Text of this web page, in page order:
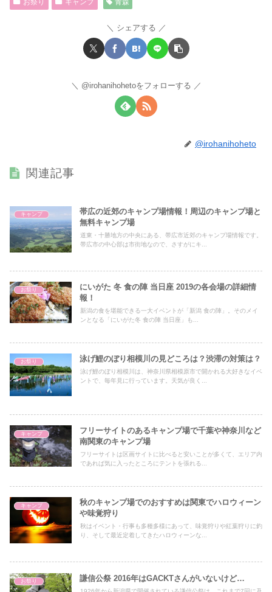
お祭り キャンプ 青森
シェアする
@irohanihohetoをフォローする
@irohanihoheto
関連記事
キャンプ
帯広の近郊のキャンプ場情報！周辺のキャンプ場と
無料キャンプ場
道東・十勝地方の中央にある、帯広市近郊のキャンプ場情報です。
帯広市の中心部は市街地なので、さすがにキ...
お祭り
にいがた 冬 食の陣 当日座 2019の各会場の詳細情
報！
新潟の食を堪能できる一大イベントが「新潟 食の陣」。そのメイ
ンとなる「にいがた冬 食の陣 当日座」も...
お祭り 泳げ鯉のぼり相模川の見どころは？渋滞の対策は？
泳げ鯉のぼり相模川は、神奈川県相模原市で開かれる大好きなイベ
ントで、毎年見に行っています。天気が良く...
キャンプ
フリーサイトのあるキャンプ場で千葉や神奈川など
南関東のキャンプ場
フリーサイトは区画サイトに比べると安いことが多くて、エリア内
であれば気に入ったところにテントを張れる...
キャンプ
秋のキャンプ場でのおすすめは関東でハロウィーン
や味覚狩り
秋はイベント・行事も多種多様にあって、味覚狩りや紅葉狩りに釣
り、そして最近定着してきたハロウィーンな...
お祭り 謙信公祭 2016年はGACKTさんがいないけど…